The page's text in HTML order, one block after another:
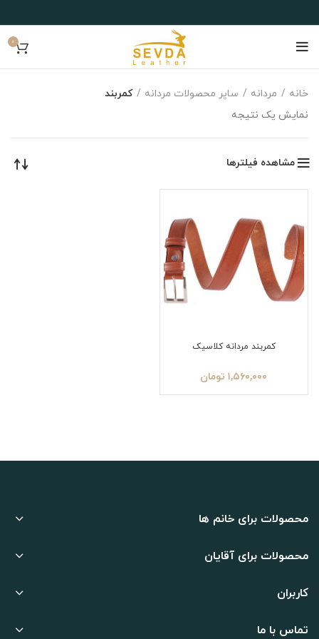
0
خانه مردانه سایر محصولات مردانه
کمربند
نمایش یک نتیجه
مشاهده فیلترها
کمربند مردانه کلاسیک
۱,۵۶۰,۰۰۰ تومان
محصولات برای خانم ها
محصولات برای آقایان
کاربران
تماس با ما